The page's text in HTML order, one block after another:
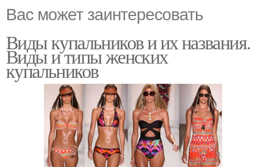
Вас может заинтересовать
Виды купальников и их названия.
Виды и типы женских
купальников